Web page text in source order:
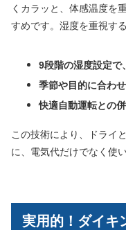
くカラッと、体感温度を
すめです。湿度を重視す
9段階の湿度設定で
季節や目的に合わ
快適自動運転との
この技術により、ドライ
に、電気代だけでなく使
実用的！ダイキ